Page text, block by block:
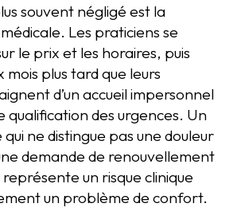
souvent négligé est la
Les praticiens se
le prix et les horaires, puis
mois plus tard que leurs
d’un accueil impersonnel
qualification des urgences. Un
ne distingue pas une douleur
demande de renouvellement
représente un risque clinique
un problème de confort.